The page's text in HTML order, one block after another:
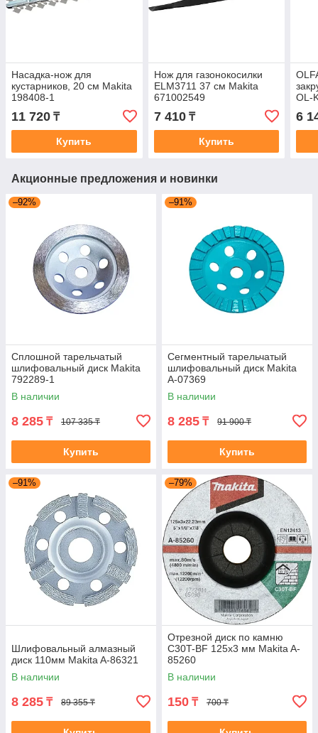
Насадка-нож для
кустарников, 20 см Makita
198408-1
11 720 ₸
Купить
Нож для газонокосилки
ELM3711 37 см Makita
671002549
7 410₸
Купить
OL-
6
Акционные предложения и новинки
–92%
Сплошной тарельчатый
шлифовальный диск Makita
792289-1
В наличии
8 285 ₸ 107 335 ₸
Купить
–91%
Сегментный тарельчатый
шлифовальный диск Makita
A-07369
В наличии
8 285 ₸ 91 900 ₸
Купить
–91%
Шлифовальный алмазный
диск 110мм Makita A-86321
В наличии
8 285 ₸ 89 355 ₸
–79%
Отрезной диск по камню
C30T-BF 125x3 мм Makita A-
85260
В наличии
150 ₸ 700 ₸